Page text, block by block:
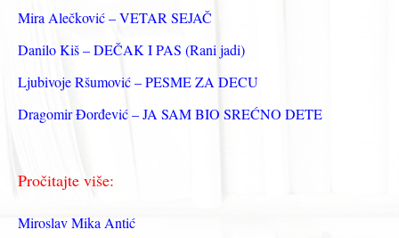
аMira Alečković – VETAR SEJAČ
Danilo Kiš – DEČAK I PAS (Rani jadi)
Ljubivoje Ršumović – PESME ZA DECU
Dragomir Đorđević – JA SAM BIO SREĆNO DETE
Pročitajte više:
Miroslav Mika Antić